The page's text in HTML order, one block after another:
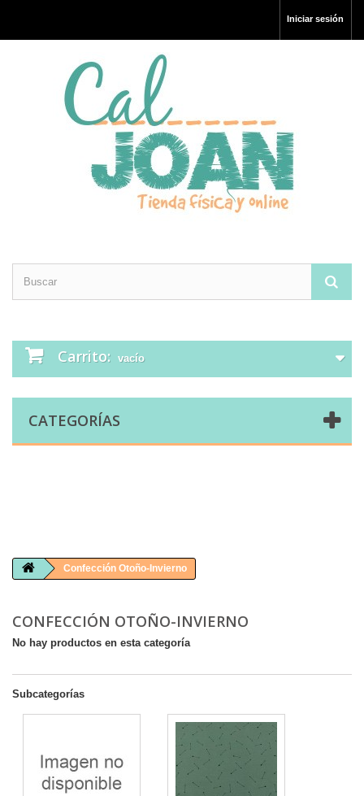
Iniciar sesión
Carrito: vacío
CATEGORÍAS
Confección Otoño-Invierno
CONFECCIÓN OTOÑO-INVIERNO
No hay productos en esta categoría
Subcategorías